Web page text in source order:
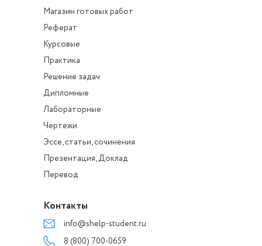
Магазин готовых работ
Реферат
Курсовые
Практика
Решение задач
Дипломные
Лабораторные
Чертежи
Эссе, статьи, сочинения
Презентация, Доклад
Перевод
Контакты
info@shelp-student.ru
8 (800) 700-0659